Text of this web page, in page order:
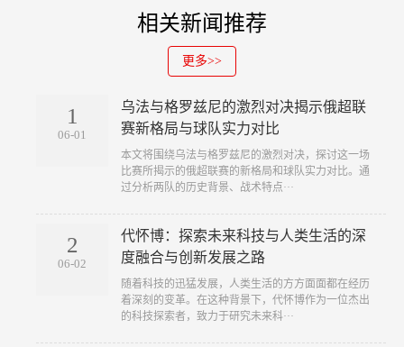
相关新闻推荐
更多>>
1
06-01
乌法与格罗兹尼的激烈对决揭示俄超联
赛新格局与球队实力对比
本文将围绕乌法与格罗兹尼的激烈对决，探讨这一场
比赛所揭示的俄超联赛的新格局和球队实力对比。通
过分析两队的历史背景、战术特点···
2
06-02
代怀博：探索未来科技与人类生活的深
度融合与创新发展之路
随着科技的迅猛发展，人类生活的方方面面都在经历
着深刻的变革。在这种背景下，代怀博作为一位杰出
的科技探索者，致力于研究未来科···